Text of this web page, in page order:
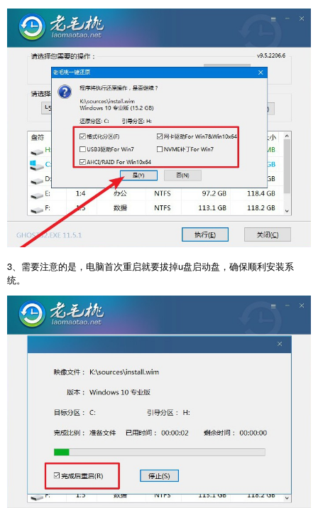
3、需要注意的是，电脑首次重启就要拔掉u盘启动盘，确保顺利安装系
统。